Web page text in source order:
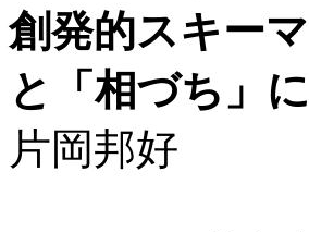
創発的スキー
と「相づち」
片岡邦好